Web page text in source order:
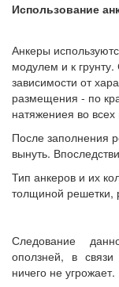
Использование
Анкеры
модулем и к
зависимости от
размещения - по
натяжениея во
После заполнения
вынуть.
Тип анкеров и их
толщиной решетки,
Следование
оползней, в
ничего не угрожает.